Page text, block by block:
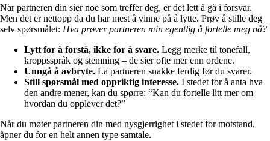
Når partneren din sier noe som treffer deg, er det lett å gå i forsvar.
Men det er nettopp da du har mest å vinne på å lytte. Prøv å stille deg
selv spørsmålet: Hva prøver partneren min egentlig å fortelle meg nå?
Lytt for å forstå, ikke for å svare. Legg merke til tonefall,
kroppsspråk og stemning – de sier ofte mer enn ordene.
Unngå å avbryte. La partneren snakke ferdig før du svarer.
Still spørsmål med oppriktig interesse. I stedet for å anta hva
den andre mener, kan du spørre: “Kan du fortelle litt mer om
hvordan du opplever det?”
Når du møter partneren din med nysgjerrighet i stedet for motstand,
åpner du for en helt annen type samtale.